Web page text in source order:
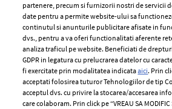
ELLE Style Awards
2024
Despre ELLE
Romania
Contact
Abonamente
partenere, precum si furnizorii nostri de servicii
date pentru a permite website-ului sa
continutul si anunturile publicitare afisate in
dvs., pentru a va oferi functionalitati aferente
analiza traficul pe website. Beneficiati de
GDPR in legatura cu prelucrarea datelor cu
fi exercitate prin modalitatea indicataaici. Prin
acceptati folosirea tuturor Tehnologiilor de tip
acceptul dvs. cu privire la stocarea/accesarea
care colaboram. Prin click pe “VREAU SA MODIFIC